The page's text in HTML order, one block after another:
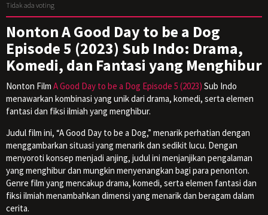
Tidak ada voting
Nonton A Good Day to be a Dog
Episode 5 (2023) Sub Indo: Drama,
Komedi, dan Fantasi yang Menghibur
Nonton Film A Good Day to be a Dog Episode 5 (2023) Sub Indo
menawarkan kombinasi yang unik dari drama, komedi, serta elemen
fantasi dan fiksi ilmiah yang menghibur.
Judul film ini, “A Good Day to be a Dog,” menarik perhatian dengan
menggambarkan situasi yang menarik dan sedikit lucu. Dengan
menyoroti konsep menjadi anjing, judul ini menjanjikan pengalaman
yang menghibur dan mungkin menyenangkan bagi para penonton.
Genre film yang mencakup drama, komedi, serta elemen fantasi dan
fiksi ilmiah menambahkan dimensi yang menarik dan beragam dalam
cerita.